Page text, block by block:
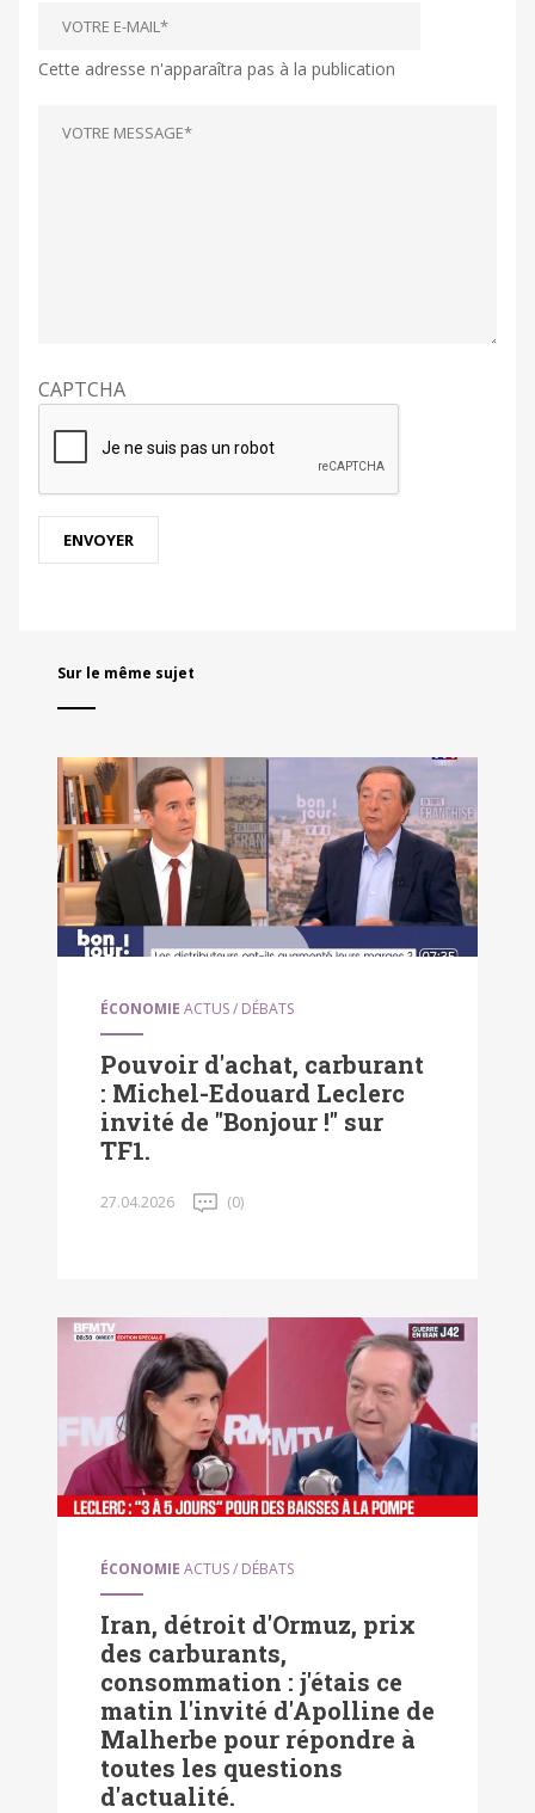
Cette adresse n'apparaîtra pas à la publication
CAPTCHA
Sur le même sujet
ÉCONOMIE ACTUS / DÉBATS
Pouvoir d'achat, carburant
: Michel-Edouard Leclerc
invité de "Bonjour !" sur
TF1.
27.04.2026 (0)
ÉCONOMIE ACTUS / DÉBATS
Iran, détroit d'Ormuz, prix
des carburants,
consommation : j'étais ce
matin l'invité d'Apolline de
Malherbe pour répondre à
toutes les questions
d'actualité.